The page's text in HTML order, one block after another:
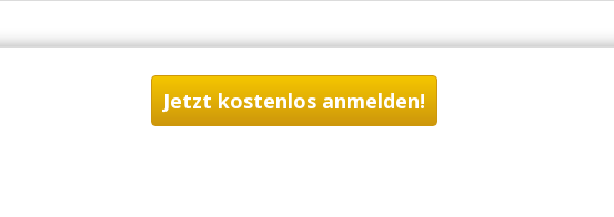
Jetzt kostenlos anmelden!